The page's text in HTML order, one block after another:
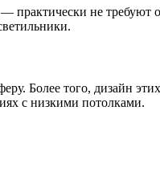
практически не
Более того, дизайн
с низкими потолками.